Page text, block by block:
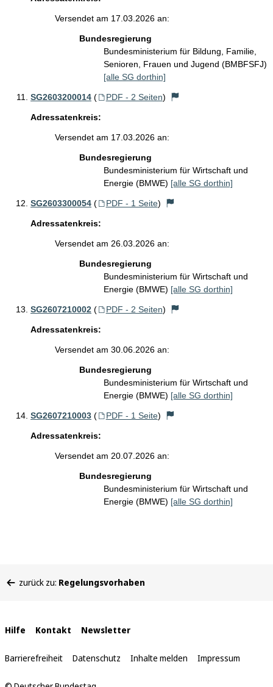
Versendet am 17.03.2026 an:
Bundesregierung
Bundesministerium für Bildung, Familie,
Senioren, Frauen und Jugend (BMBFSFJ)
[alle SG dorthin]
SG2603200014 ( PDF - 2 Seiten)
Adressatenkreis:
Versendet am 17.03.2026 an:
Bundesregierung
Bundesministerium für Wirtschaft und
Energie (BMWE) [alle SG dorthin]
SG2603300054 ( PDF - 1 Seite)
Adressatenkreis:
Versendet am 26.03.2026 an:
Bundesregierung
Bundesministerium für Wirtschaft und
Energie (BMWE) [alle SG dorthin]
SG2607210002 ( PDF - 2 Seiten)
Adressatenkreis:
Versendet am 30.06.2026 an:
Bundesregierung
Bundesministerium für Wirtschaft und
Energie (BMWE) [alle SG dorthin]
SG2607210003 ( PDF - 1 Seite)
Adressatenkreis:
Versendet am 20.07.2026 an:
Bundesregierung
Bundesministerium für Wirtschaft und
Energie (BMWE) [alle SG dorthin]
befinden
zurück zu: Regelungsvorhaben
Interne
Links
Hilfe Kontakt Newsletter
Barrierefreiheit Datenschutz Inhalte melden Impressum